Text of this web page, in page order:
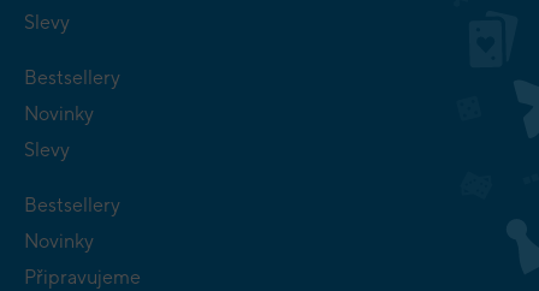
Slevy
Bestsellery
Novinky
Slevy
Bestsellery
Novinky
Připravujeme